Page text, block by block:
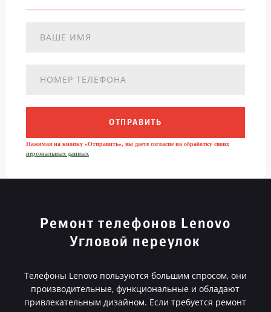
ОТПРАВИТЬ
Нажимая на кнопку «Отправить», вы даете согласие на обработку своих
персональных данных
Ремонт телефонов Lenovo
Угловой переулок
Телефоны Lenovo пользуются большим спросом, они
производительные, функциональные и обладают
привлекательным дизайном. Если требуется ремонт